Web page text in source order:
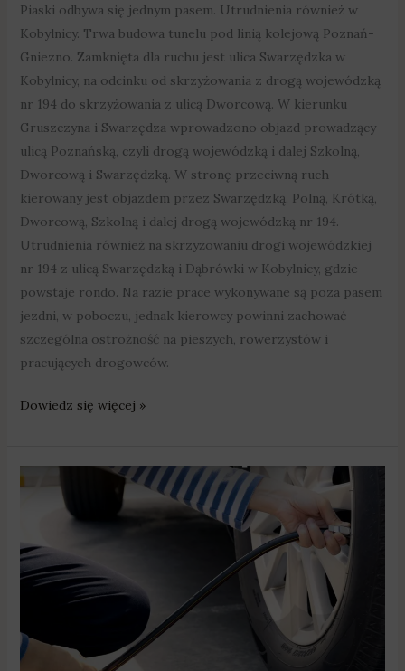
Piaski odbywa się jednym pasem. Utrudnienia również w
Kobylnicy. Trwa budowa tunelu pod linią kolejową Poznań-
Gniezno. Zamknięta dla ruchu jest ulica Swarzędzka w
Kobylnicy, na odcinku od skrzyżowania z drogą wojewódzką
nr 194 do skrzyżowania z ulicą Dworcową. W kierunku
Gruszczyna i Swarzędza wprowadzono objazd prowadzący
ulicą Poznańską, czyli drogą wojewódzką i dalej Szkolną,
Dworcową i Swarzędzką. W stronę przeciwną ruch
kierowany jest objazdem przez Swarzędzką, Polną, Krótką,
Dworcową, Szkolną i dalej drogą wojewódzką nr 194.
Utrudnienia również na skrzyżowaniu drogi wojewódzkiej
nr 194 z ulicą Swarzędzką i Dąbrówki w Kobylnicy, gdzie
powstaje rondo. Na razie prace wykonywane są poza pasem
jezdni, w poboczu, jednak kierowcy powinni zachować
szczególna ostrożność na pieszych, rowerzystów i
pracujących drogowców.
Dowiedz się więcej »
Na
wulkanizatorzy
sprawdzą
ciśnienie
oponach